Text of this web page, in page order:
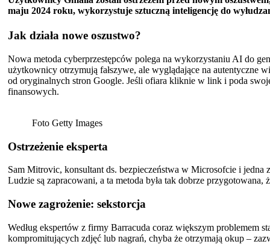
maju 2024 roku, wykorzystuje sztuczną inteligencję do
Jak działa nowe oszustwo?
Nowa metoda cyberprzestępców polega na wykorzystaniu AI do
użytkownicy otrzymują fałszywe, ale wyglądające na autentyczne
od oryginalnych stron Google. Jeśli ofiara kliknie w link i poda
finansowych.
Foto Getty Images
Ostrzeżenie eksperta
Sam Mitrovic, konsultant ds. bezpieczeństwa w Microsofcie i jedna
Ludzie są zapracowani, a ta metoda była tak dobrze
Nowe zagrożenie: sekstorcja
Według ekspertów z firmy Barracuda coraz większym problemem
kompromitujących zdjęć lub nagrań, chyba że otrzymają okup –